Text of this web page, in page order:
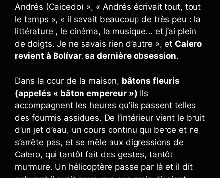
Andrés (Caicedo) », « Andrés écrivait tout, tout
le temps », « il savait beaucoup de très peu : la
littérature , le cinéma, la musique… et j’ai plein
de doigts. Je ne savais rien d’autre », et Calero
revient à Bolívar, sa dernière obsession.
Dans la cour de la maison, bâtons fleuris
(appelés « bâton empereur ») Ils
accompagnent les heures qu’ils passent telles
des fourmis assidues. De l’intérieur vient le bruit
d’un jet d’eau, un cours continu qui berce et ne
s’arrête pas, et se mêle aux digressions de
Calero, qui tantôt fait des gestes, tantôt
murmure. Un hélicoptère passe par là et il dit